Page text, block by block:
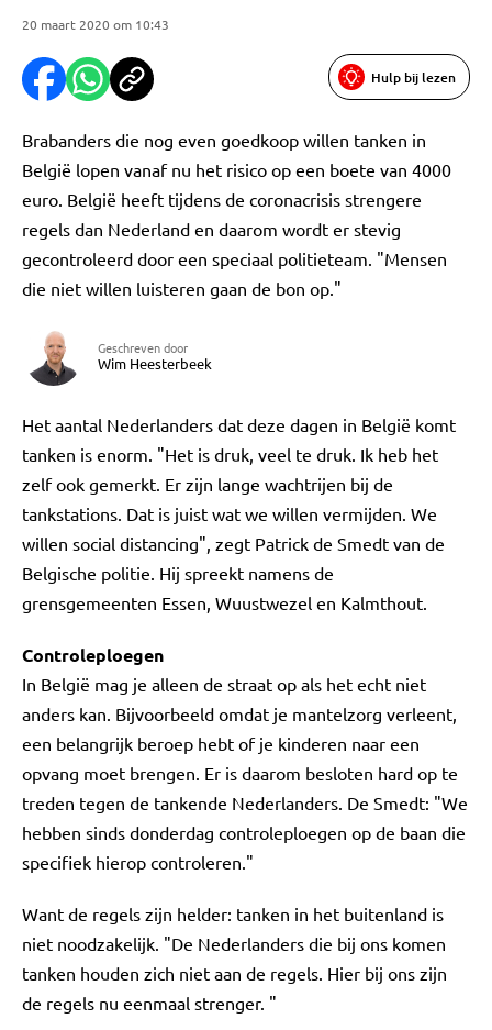
20 maart 2020 om 10:43
Hulp bij lezen
Brabanders die nog even goedkoop willen tanken in
België lopen vanaf nu het risico op een boete van 4000
euro. België heeft tijdens de coronacrisis strengere
regels dan Nederland en daarom wordt er stevig
gecontroleerd door een speciaal politieteam. "Mensen
die niet willen luisteren gaan de bon op."
Geschreven door
Wim Heesterbeek
Het aantal Nederlanders dat deze dagen in België komt
tanken is enorm. "Het is druk, veel te druk. Ik heb het
zelf ook gemerkt. Er zijn lange wachtrijen bij de
tankstations. Dat is juist wat we willen vermijden. We
willen social distancing", zegt Patrick de Smedt van de
Belgische politie. Hij spreekt namens de
grensgemeenten Essen, Wuustwezel en Kalmthout.
Controleploegen
In België mag je alleen de straat op als het echt niet
anders kan. Bijvoorbeeld omdat je mantelzorg verleent,
een belangrijk beroep hebt of je kinderen naar een
opvang moet brengen. Er is daarom besloten hard op te
treden tegen de tankende Nederlanders. De Smedt: "We
hebben sinds donderdag controleploegen op de baan die
specifiek hierop controleren."
Want de regels zijn helder: tanken in het buitenland is
niet noodzakelijk. "De Nederlanders die bij ons komen
tanken houden zich niet aan de regels. Hier bij ons zijn
de regels nu eenmaal strenger. "